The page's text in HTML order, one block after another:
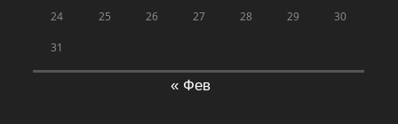
24 25 26 27 28 29 30
31
« Фев